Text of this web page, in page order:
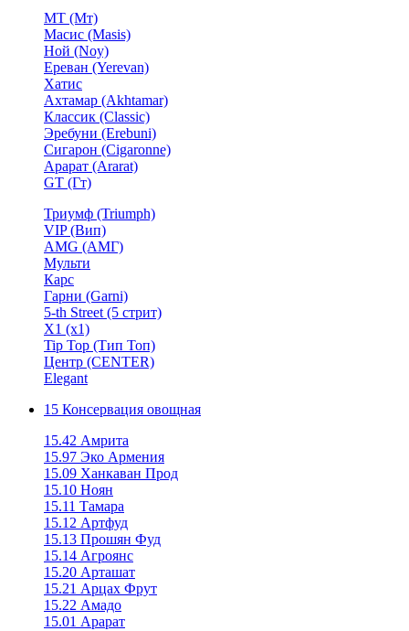
MT (Мт)
Масис (Masis)
Ной (Noy)
Ереван (Yerevan)
Хатис
Ахтамар (Akhtamar)
Классик (Classic)
Эребуни (Erebuni)
Сигарон (Cigaronne)
Арарат (Ararat)
GT (Гт)
Триумф (Triumph)
VIP (Вип)
AMG (АМГ)
Мульти
Карс
Гарни (Garni)
5-th Street (5 стрит)
X1 (х1)
Tip Top (Тип Топ)
Центр (CENTER)
Elegant
15 Консервация овощная
15.42 Амрита
15.97 Эко Армения
15.09 Ханкаван Прод
15.10 Ноян
15.11 Тамара
15.12 Артфуд
15.13 Прошян Фуд
15.14 Агроянс
15.20 Арташат
15.21 Арцах Фрут
15.22 Амадо
15.01 Арарат